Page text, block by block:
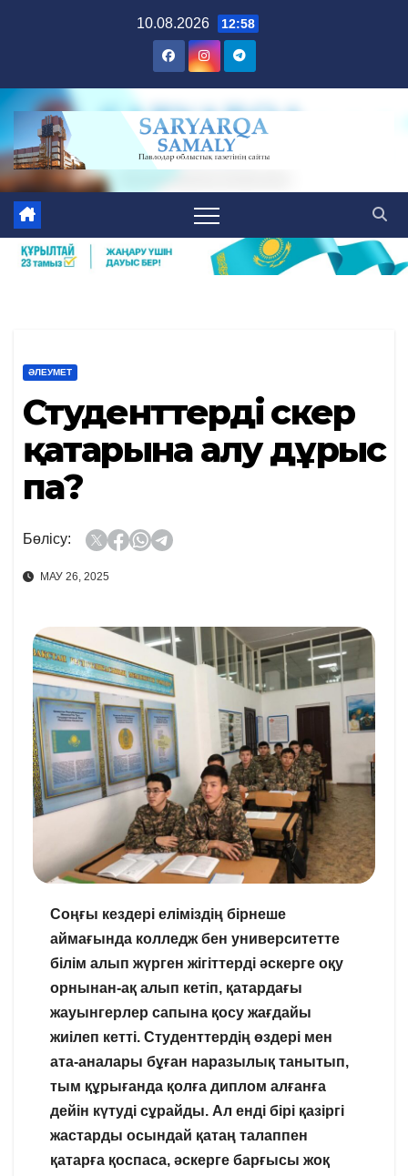
10.08.2026 12:58
ӘЛЕУМЕТ
Студенттерді әскер
қатарына алу дұрыс
па?
Бөлісу:
МАУ 26, 2025
Соңғы кездері еліміздің бірнеше
аймағында колледж бен университетте
білім алып жүрген жігіттерді әскерге оқу
орнынан-ақ алып кетіп, қатардағы
жауынгерлер сапына қосу жағдайы
жиілеп кетті. Студенттердің өздері мен
ата-аналары бұған наразылық танытып,
тым құрығанда қолға диплом алғанға
дейін күтуді сұрайды. Ал енді бірі қазіргі
жастарды осындай қатаң талаппен
қатарға қоспаса, әскерге барғысы жоқ